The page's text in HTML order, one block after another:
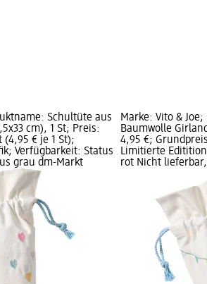
Schultüte aus
cm), 1 St; Preis:
€ je 1 St);
Verfügbarkeit: Status
grau dm-Markt
Marke: Vito &
Baumwolle
4,95 €;
Limitierte
rot Nicht